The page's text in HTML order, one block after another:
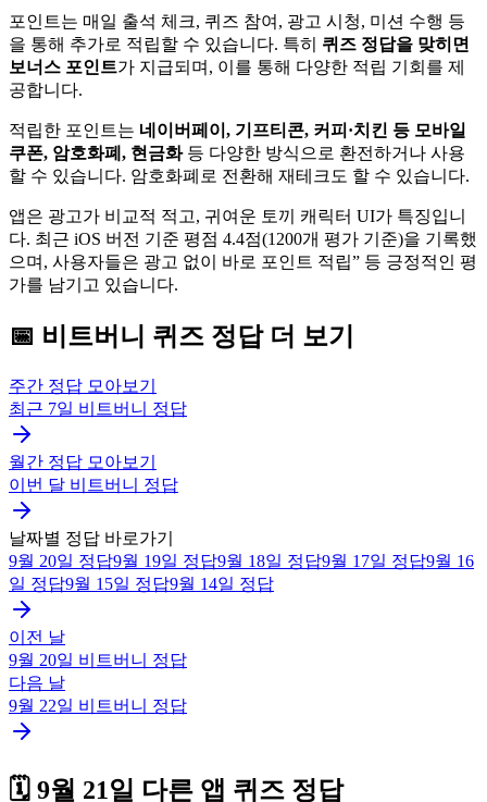
포인트는 매일 출석 체크, 퀴즈 참여, 광고 시청, 미션 수행 등
을 통해 추가로 적립할 수 있습니다. 특히 퀴즈 정답을 맞히면
보너스 포인트가 지급되며, 이를 통해 다양한 적립 기회를 제
공합니다.
적립한 포인트는 네이버페이, 기프티콘, 커피·치킨 등 모바일
쿠폰, 암호화폐, 현금화 등 다양한 방식으로 환전하거나 사용
할 수 있습니다. 암호화폐로 전환해 재테크도 할 수 있습니다.
앱은 광고가 비교적 적고, 귀여운 토끼 캐릭터 UI가 특징입니
다. 최근 iOS 버전 기준 평점 4.4점(1200개 평가 기준)을 기록했
으며, 사용자들은 광고 없이 바로 포인트 적립” 등 긍정적인 평
가를 남기고 있습니다.
📅 비트버니 퀴즈 정답 더 보기
주간 정답 모아보기
최근 7일 비트버니 정답
월간 정답 모아보기
이번 달 비트버니 정답
날짜별 정답 바로가기
9월 20일 정답9월 19일 정답9월 18일 정답9월 17일 정답9월 16
일 정답9월 15일 정답9월 14일 정답
이전 날
9월 20일 비트버니 정답
다음 날
9월 22일 비트버니 정답
🗓️ 9월 21일 다른 앱 퀴즈 정답